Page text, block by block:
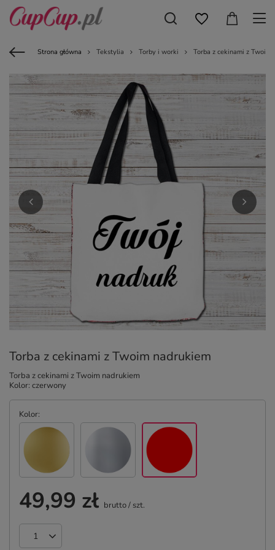
Strona główna Tekstylia Torby i worki Torba z cekinami z Twoim
Torba z cekinami z Twoim nadrukiem
Torba z cekinami z Twoim nadrukiem
Kolor: czerwony
Kolor
49,99 zł brutto/ szt.